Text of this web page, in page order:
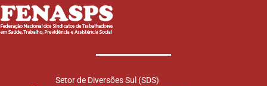
Setor de Diversões Sul (SDS)